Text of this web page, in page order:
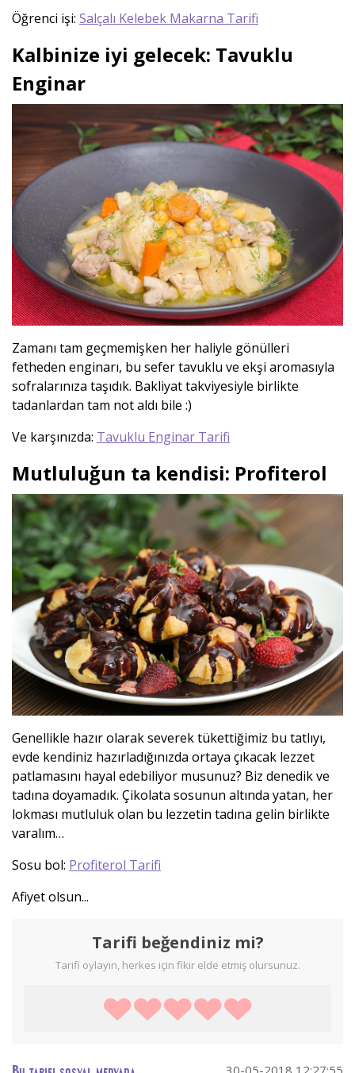
Öğrenci işi: Salçalı Kelebek Makarna Tarifi
Kalbinize iyi gelecek: Tavuklu
Enginar
Zamanı tam geçmemişken her haliyle gönülleri
fetheden enginarı, bu sefer tavuklu ve ekşi aromasıyla
sofralarınıza taşıdık. Bakliyat takviyesiyle birlikte
tadanlardan tam not aldı bile :)
Ve karşınızda: Tavuklu Enginar Tarifi
Mutluluğun ta kendisi: Profiterol
Genellikle hazır olarak severek tükettiğimiz bu tatlıyı,
evde kendiniz hazırladığınızda ortaya çıkacak lezzet
patlamasını hayal edebiliyor musunuz? Biz denedik ve
tadına doyamadık. Çikolata sosunun altında yatan, her
lokması mutluluk olan bu lezzetin tadına gelin birlikte
varalım…
Sosu bol: Profiterol Tarifi
Afiyet olsun...
Tarifi beğendiniz mi?
Tarifi oylayın, herkes için fikir elde etmiş olursunuz.
30-05-2018 12:27:55